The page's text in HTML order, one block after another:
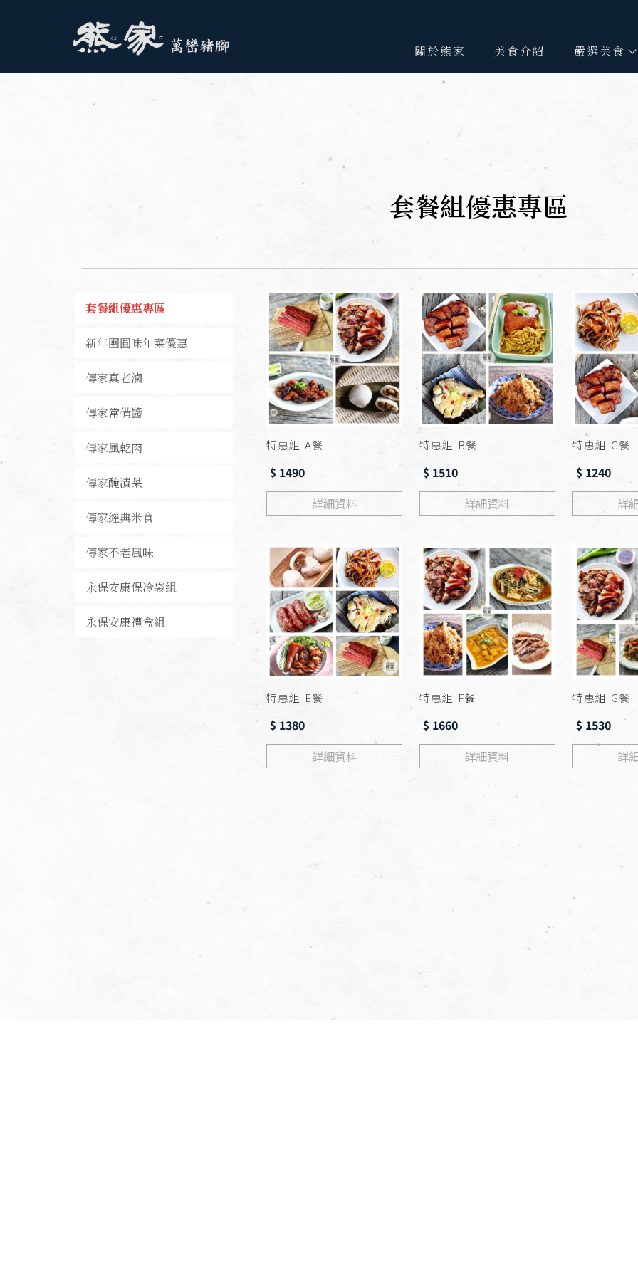
關於熊家 美食介紹 嚴選美食
套餐組優惠專區
套餐組優惠專區
新年團圓味年菜優惠
傳家真老滷
傳家常備醬
傳家風乾肉
傳家醃漬菜
傳家經典米食
傳家不老風味
永保安康保冷袋組
永保安康禮盒組
特惠組-A餐
$ 1490
詳細資料
特惠組-B餐
$ 1510
詳細資料
特惠組-C餐
$ 1240
詳
特惠組-E餐
$ 1380
詳細資料
特惠組-F餐
$ 1660
詳細資料
特惠組-G餐
$ 1530
詳